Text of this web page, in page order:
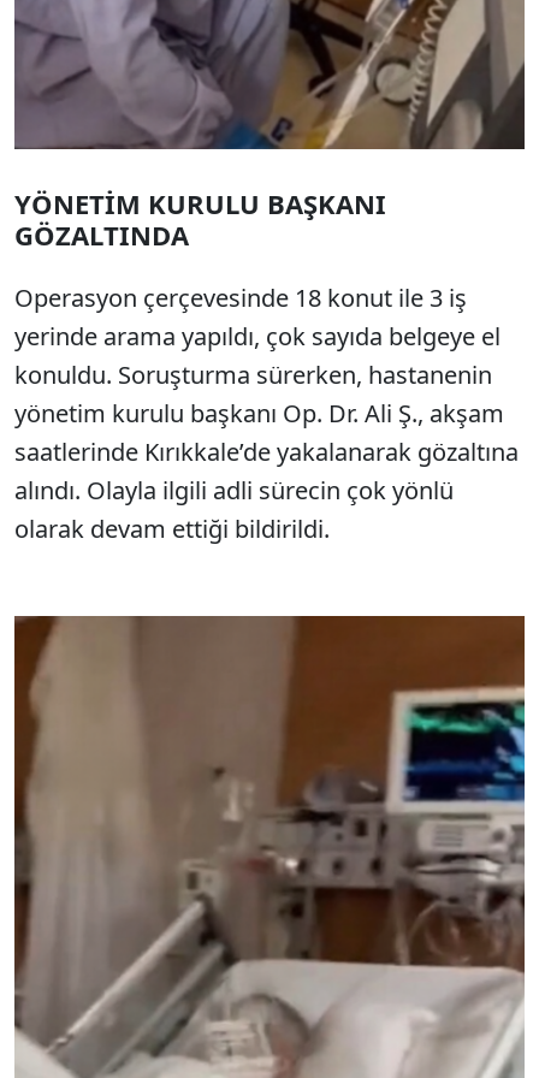
YÖNETİM KURULU BAŞKANI
GÖZALTINDA
Operasyon çerçevesinde 18 konut ile 3 iş
yerinde arama yapıldı, çok sayıda belgeye el
konuldu. Soruşturma sürerken, hastanenin
yönetim kurulu başkanı Op. Dr. Ali Ş., akşam
saatlerinde Kırıkkale’de yakalanarak gözaltına
alındı. Olayla ilgili adli sürecin çok yönlü
olarak devam ettiği bildirildi.